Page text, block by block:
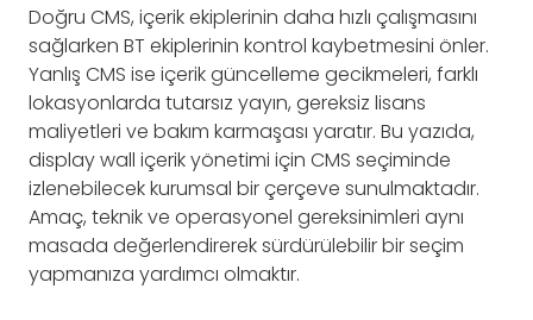
Doğru CMS, içerik ekiplerinin daha hızlı çalışmasını
sağlarken BT ekiplerinin kontrol kaybetmesini önler.
Yanlış CMS ise içerik güncelleme gecikmeleri, farklı
lokasyonlarda tutarsız yayın, gereksiz lisans
maliyetleri ve bakım karmaşası yaratır. Bu yazıda,
display wall içerik yönetimi için CMS seçiminde
izlenebilecek kurumsal bir çerçeve sunulmaktadır.
Amaç, teknik ve operasyonel gereksinimleri aynı
masada değerlendirerek sürdürülebilir bir seçim
yapmanıza yardımcı olmaktır.